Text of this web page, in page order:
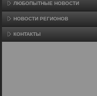
ЛЮБОПЫТНЫЕ НОВОСТИ
НОВОСТИ РЕГИОНОВ
КОНТАКТЫ